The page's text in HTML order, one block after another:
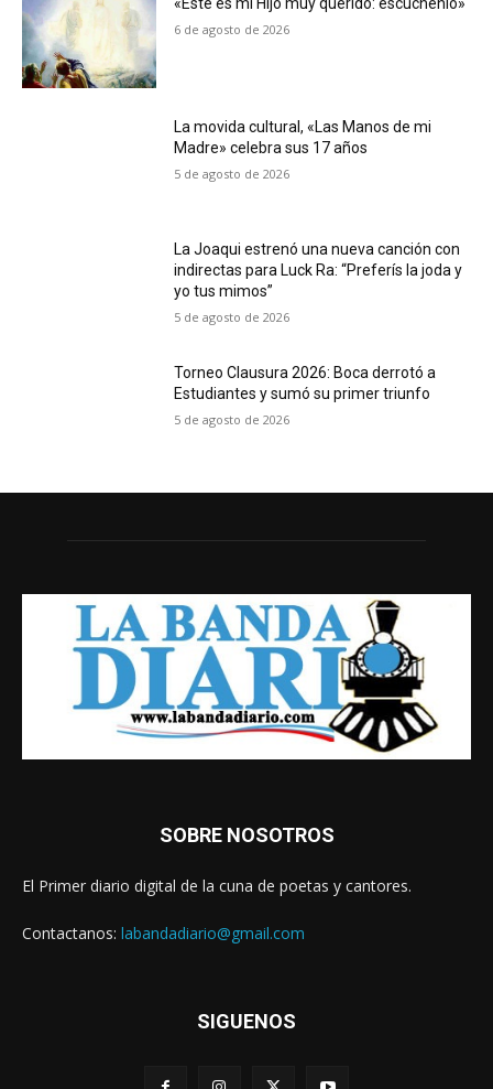
6 de agosto de 2026
La movida cultural, «Las Manos de mi
Madre» celebra sus 17 años
5 de agosto de 2026
La Joaqui estrenó una nueva canción con
indirectas para Luck Ra: “Preferís la joda y
yo tus mimos”
5 de agosto de 2026
Torneo Clausura 2026: Boca derrotó a
Estudiantes y sumó su primer triunfo
5 de agosto de 2026
SOBRE NOSOTROS
El Primer diario digital de la cuna de poetas y cantores.
Contactanos: labandadiario@gmail.com
SIGUENOS